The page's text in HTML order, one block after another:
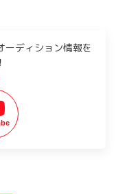
ーディション情報を